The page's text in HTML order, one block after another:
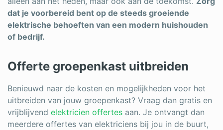
dat je voorbereid bent op de steeds groeiende
elektrische behoeften van een modern huishouden
of bedrijf.
Offerte groepenkast uitbreiden
Benieuwd naar de kosten en mogelijkheden voor het
uitbreiden van jouw groepenkast? Vraag dan gratis en
vrijblijvend elektricien offertes aan. Je ontvangt dan
meerdere offertes van elektriciens bij jou in de buurt,